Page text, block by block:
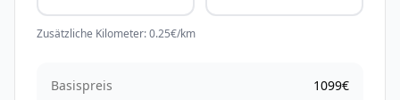
Zusätzliche Kilometer:0.25€/km
Basispreis 1099€